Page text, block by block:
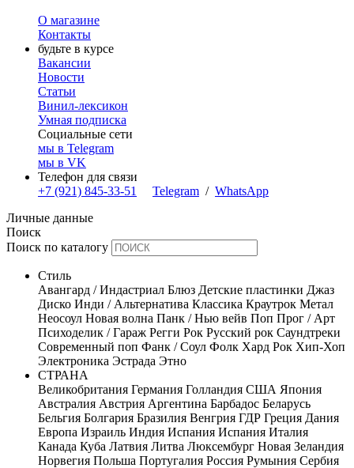
О магазине
Контакты
будьте в курсе
Вакансии
Новости
Статьи
Винил-лексикон
Умная подписка
Социальные сети
мы в Telegram
мы в VK
Телефон для связи
+7 (921) 845-33-51
Telegram / WhatsApp
Личные данные
Поиск
Поиск по каталогу
Стиль
Авангард / Индастриал Блюз Детские пластинки Джаз
Диско Инди / Альтернатива Классика Краутрок Метал
Неосоул Новая волна Панк / Нью вейв Поп Прог / Арт
Психоделик / Гараж Регги Рок Русский рок Саундтреки
Современный поп Фанк / Соул Фолк Хард Рок Хип-Хоп
Электроника Эстрада Этно
СТРАНА
Великобритания Германия Голландия США Япония
Австралия Австрия Аргентина Барбадос Беларусь
Бельгия Болгария Бразилия Венгрия ГДР Греция Дания
Европа Израиль Индия Испания Испания Италия
Канада Куба Латвия Литва Люксембург Новая Зеландия
Норвегия Польша Португалия Россия Румыния Сербия